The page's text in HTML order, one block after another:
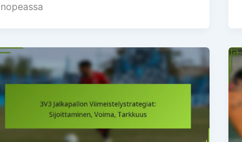
nopeassa